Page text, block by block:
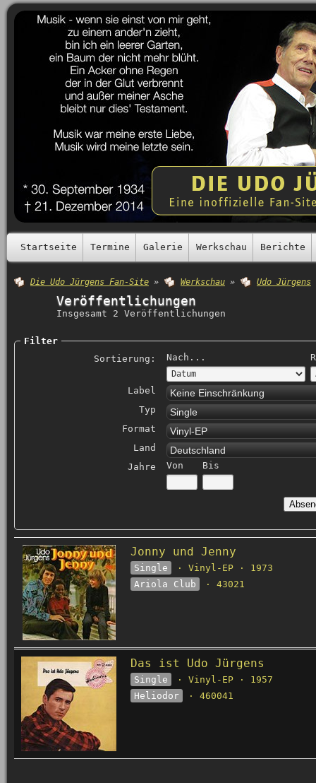
Startseite Termine Galerie Werkschau Berichte
Die Udo Jürgens Fan-Site » Werkschau » Udo Jürgens
Veröffentlichungen
Insgesamt 2 Veröffentlichungen
Filter
Sortierung:
Nach...
Label Keine Einschränkung
Typ Single
Format Vinyl-EP
Land Deutschland
Jahre Von Bis
Jonny und Jenny
Single
· Vinyl-EP · 1973
Ariola Club
· 43021
Das ist Udo Jürgens
Single
· Vinyl-EP · 1957
Heliodor
· 460041